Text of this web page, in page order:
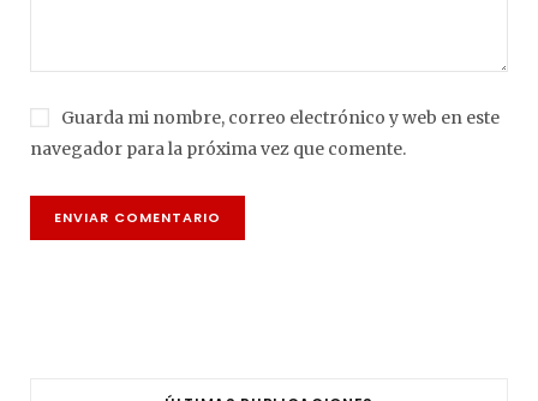
Guarda mi nombre, correo electrónico y web en este
navegador para la próxima vez que comente.